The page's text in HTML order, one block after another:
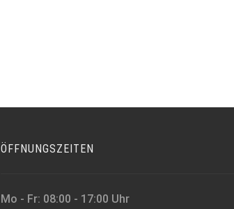
ÖFFNUNGSZEITEN
Mo - Fr: 08:00 - 17:00 Uhr